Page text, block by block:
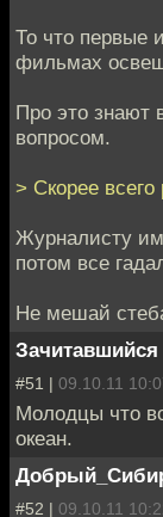
То что первые
фильмах
Про это знают
вопросом.
> Скорее
Журналисту
потом все
Не мешай
Зачитавшийся
#51 | 09.10.11
Молодцы что
океан.
#52 | 09.10.11